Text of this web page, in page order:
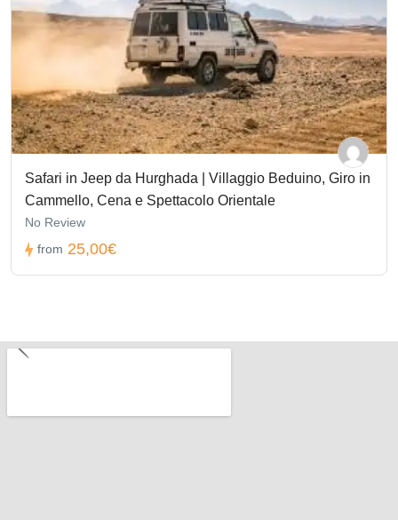
Safari in Jeep da Hurghada | Villaggio Beduino, Giro in
Cammello, Cena e Spettacolo Orientale
No Review
from 25,00€